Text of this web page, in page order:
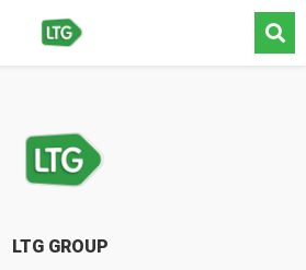
LTG GROUP